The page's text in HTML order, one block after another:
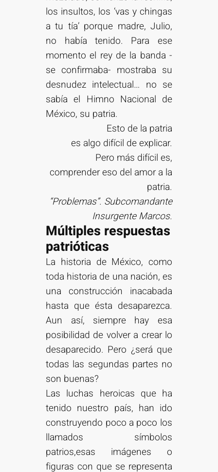
los insultos, los ‘vas y chingas
a tu tía’ porque madre, Julio,
no había tenido. Para ese
momento el rey de la banda -
se confirmaba- mostraba su
desnudez intelectual… no se
sabía el Himno Nacional de
México, su patria.
Esto de la patria
es algo difícil de explicar.
Pero más difícil es,
comprender eso del amor a la
patria.
“Problemas”. Subcomandante
Insurgente Marcos.
Múltiples respuestas
patrióticas
La historia de México, como
toda historia de una nación, es
una construcción inacabada
hasta que ésta desaparezca.
Aun así, siempre hay esa
posibilidad de volver a crear lo
desaparecido. Pero ¿será que
todas las segundas partes no
son buenas?
Las luchas heroicas que ha
tenido nuestro país, han ido
construyendo poco a poco los
llamados símbolos
patrios,esas imágenes o
figuras con que se representa